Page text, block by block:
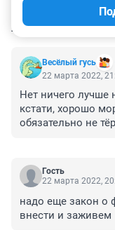
Весёлый гусь
22 марта 2022,
Нет ничего
кстати, хорошо
обязательно не
Гость
22 марта 2022,
надо еще закон о
внести и заживем